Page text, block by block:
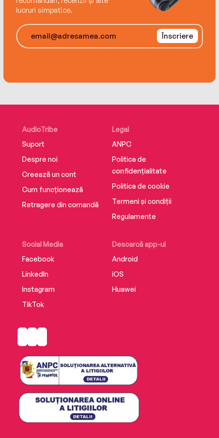
lucruri simpatice.
Înscriere
AudioTribe
Suport
Despre noi
Creează un cont
Cum funcționează
Retragere din comandă
Social Media
Facebook
LinkedIn
Instagram
TikTok
Descarcă app-ul
Android
iOS
Huawei
Legal
ANPC
Politica de
confidențialitate
Politica de cookie
Termeni și condiții
Regulamente